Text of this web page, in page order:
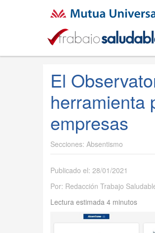
El
herramienta
empresas
Absentismo
Publicado el: 28/01/2021
Por: Redacción Trabajo
Lectura estimada 4 minutos